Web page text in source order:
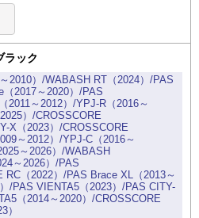
ラック
2010）/WABASH RT（2024）/PAS
2017～2020）/PAS
2011～2012）/YPJ-R（2016～
）/CROSSCORE
X（2023）/CROSSCORE
～2012）/YPJ-C（2016～
～2026）/WABASH
～2026）/PAS
RC（2022）/PAS Brace XL（2013～
/PAS VIENTA5（2023）/PAS CITY-
（2014～2020）/CROSSCORE
）